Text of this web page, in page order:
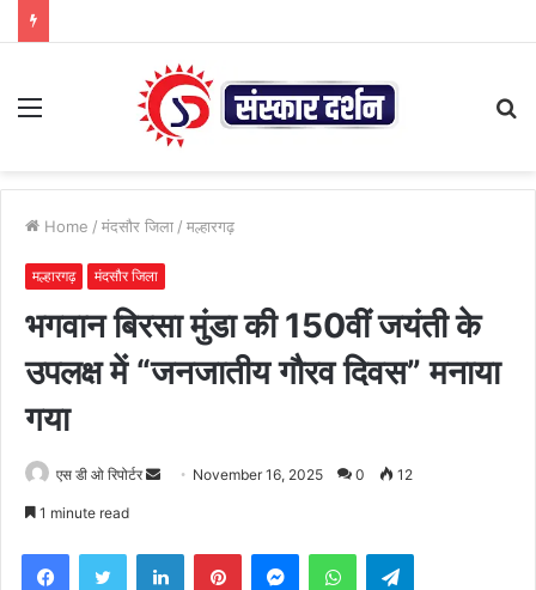
Menu
Home / मंदसौर जिला / मल्हारगढ़
मल्हारगढ़ मंदसौर जिला
भगवान बिरसा मुंडा की 150वीं जयंती के
उपलक्ष में “जनजातीय गौरव दिवस” मनाया
गया
एस डी ओ रिपोर्टर
Send November 16, 2025 0 12
1 minute read
FacebookTwitter LinkedInPinterestMessengerWhatsAppTelegram